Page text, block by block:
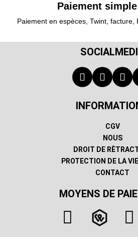
Paiement
Paiement en espèces, Twint, facture,
CGV
NOUS
DROIT DE
PROTECTION DE LA
CONTACT
MOYENS DE